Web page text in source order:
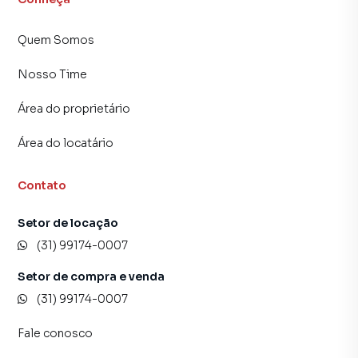
Quem Somos
Nosso Time
Área do proprietário
Área do locatário
Contato
Setor de locação
(31) 99174-0007
Setor de compra e venda
(31) 99174-0007
Fale conosco